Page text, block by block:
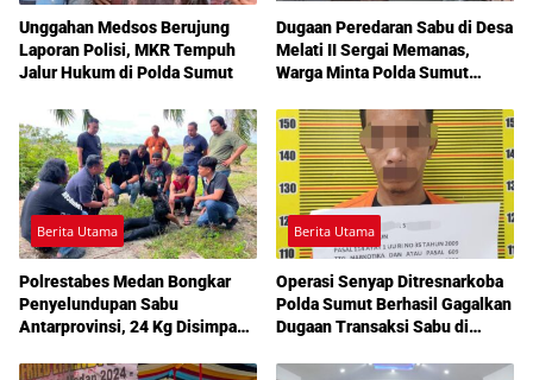
Unggahan Medsos Berujung
Laporan Polisi, MKR Tempuh
Jalur Hukum di Polda Sumut
Dugaan Peredaran Sabu di Desa
Melati II Sergai Memanas,
Warga Minta Polda Sumut
Berita Utama
Polrestabes Medan Bongkar
Penyelundupan Sabu
Antarprovinsi, 24 Kg Disimpan
Berita Utama
Operasi Senyap Ditresnarkoba
Polda Sumut Berhasil Gagalkan
Dugaan Transaksi Sabu di